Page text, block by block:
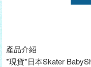
產品介紹
*現貨*日本Skater